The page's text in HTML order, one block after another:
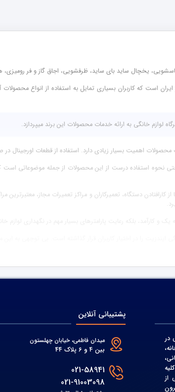
یخچال ساید بای ساید، ظرفشویی، اجاق گاز و فر
ایران است که کاربران بسیاری تمایل به استفاده از انواع
لوازم خانگی به ارائه خدمات محصولات این برند میپردازد.
اهمیت بسیار زیادی دارد. استفاده از قطعات اورجینال
نحوه استفاده درست از این محصولات از جمله موضوعاتی
کارافتادن دستگاه، تعمیرکاران و مراکز تعمیرات مجاز،
در
از
پشتیبانی آنلاین
میدان فاطمی، خیابان چهلستون
بین 4 و 6 پلاک 44
021-58941
021-91003098